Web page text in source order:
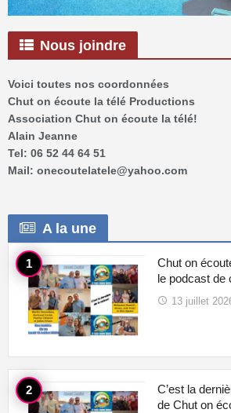
Nous joindre
Voici toutes nos coordonnées
Chut on écoute la télé Productions
Association Chut on écoute la télé!
Alain Jeanne
Tel: 06 52 44 64 51
Mail: onecoutelatele@yahoo.com
A la une
Chut on
le podcast
13 juillet
C’est la
de Chut on